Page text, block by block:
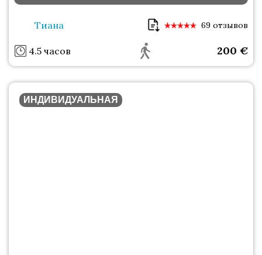
Тиана 69 отзывов
4.5 часов 200 €
ИНДИВИДУАЛЬНАЯ